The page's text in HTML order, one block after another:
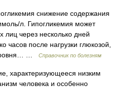
снижение содержания
л. Гипогликемия может
лиц через несколько дней
часов после нагрузки глюкозой,
…
Справочник по болезням
характеризующееся низким
человека и особенно